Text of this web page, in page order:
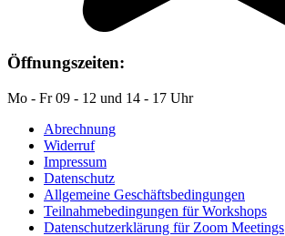
Öffnungszeiten:
Mo - Fr 09 - 12 und 14 - 17 Uhr
Abrechnung
Widerruf
Impressum
Datenschutz
Allgemeine Geschäftsbedingungen
Teilnahmebedingungen für Workshops
Datenschutzerklärung für Zoom Meetings